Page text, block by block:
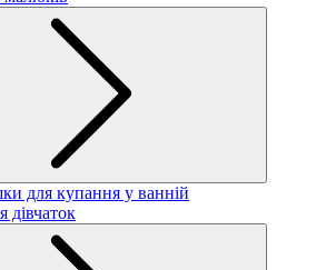
для купання у ванній
дівчаток